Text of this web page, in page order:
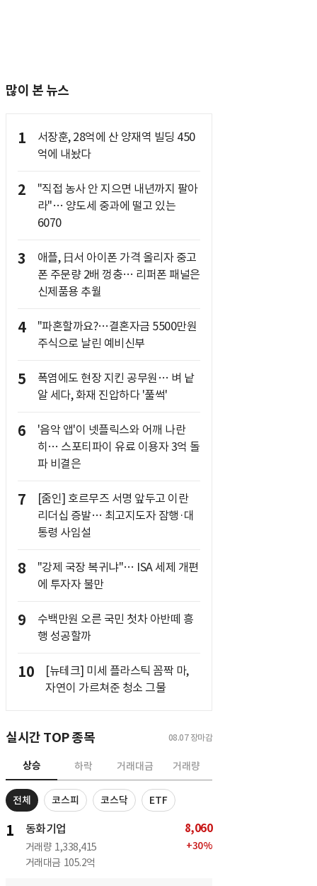
많이 본 뉴스
1
서장훈, 28억에 산 양재역 빌딩 450
억에 내놨다
2
"직접 농사 안 지으면 내년까지 팔아
라"… 양도세 중과에 떨고 있는
6070
3
애플, 日서 아이폰 가격 올리자 중고
폰 주문량 2배 껑충… 리퍼폰 패널은
신제품용 추월
4
"파혼할까요?…결혼자금 5500만원
주식으로 날린 예비신부
5
폭염에도 현장 지킨 공무원… 벼 낱
알 세다, 화재 진압하다 '풀썩'
6
'음악 앱'이 넷플릭스와 어깨 나란
히… 스포티파이 유료 이용자 3억 돌
파 비결은
7
[줌인] 호르무즈 서명 앞두고 이란
리더십 증발… 최고지도자 잠행·대
통령 사임설
8
"강제 국장 복귀냐"… ISA 세제 개편
에 투자자 불만
9
수백만원 오른 국민 첫차 아반떼 흥
행 성공할까
10
[뉴테크] 미세 플라스틱 꼼짝 마,
자연이 가르쳐준 청소 그물
실시간 TOP 종목 08.07 장마감
상승 하락 거래대금 거래량
전체 코스피 코스닥 ETF
1 동화기업
거래량 1,338,415
거래대금 105.2억
8,060
+30%